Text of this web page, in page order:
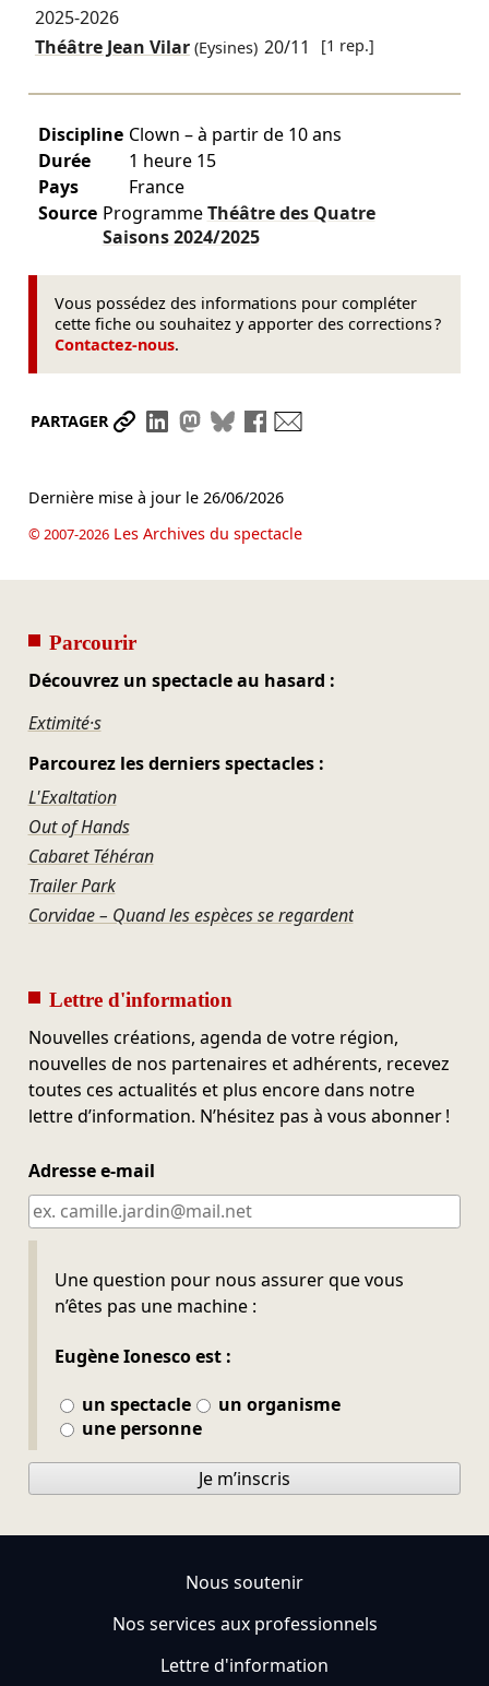
2025-2026
Théâtre Jean Vilar(Eysines) 20/11 [1 rep.]
Discipline Clown – à partir de 10 ans
Durée
1 heure 15
Pays
France
Source ProgrammeThéâtre des Quatre
Saisons2024/2025
Vous possédez des informations pour compléter
cette fiche ou souhaitez y apporter des corrections ?
Contactez-nous.
PARTAGER Partager le lien
Partager sur LinkedIn
Partager sur Mastodon
Partager sur Bluesky
Partager sur Facebook
Dernière mise à jour le 26/06/2026
© 2007-2026Les Archives du spectacle
Parcourir
Découvrez un spectacle au hasard :
Extimité·s
Parcourez les derniers spectacles :
L'Exaltation
Out of Hands
Cabaret Téhéran
Trailer Park
Corvidae – Quand les espèces se regardent
Lettre d'information
Nouvelles créations, agenda de votre région,
nouvelles de nos partenaires et adhérents, recevez
toutes ces actualités et plus encore dans notre
lettre d’information. N’hésitez pas à vous abonner !
Adresse e-mail
Une question pour nous assurer que vous
n’êtes pas une machine :
Eugène Ionesco est :
un spectacle
un organisme
une personne
Ne pas remplir
Je m’inscris
Nous soutenir
Nos services aux professionnels
Lettre d'information